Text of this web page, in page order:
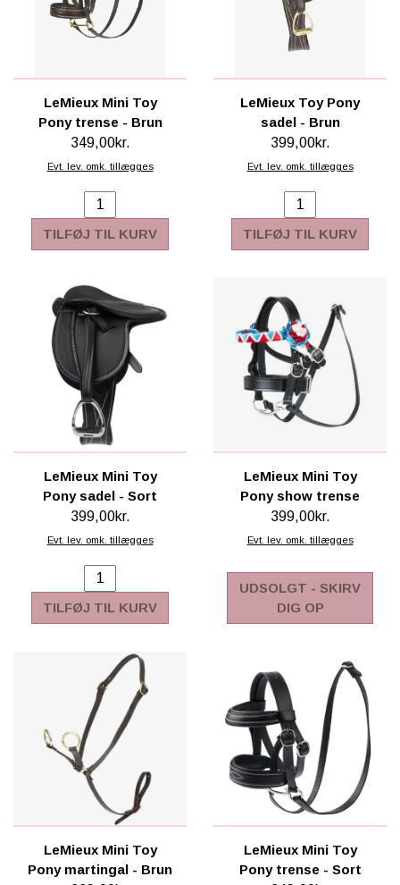
LeMieux Mini Toy
Pony trense - Brun
349,00kr.
Evt. lev. omk. tillægges
TILFØJ TIL KURV
LeMieux Toy Pony
sadel - Brun
399,00kr.
Evt. lev. omk. tillægges
TILFØJ TIL KURV
LeMieux Mini Toy
Pony sadel - Sort
399,00kr.
Evt. lev. omk. tillægges
TILFØJ TIL KURV
LeMieux Mini Toy
Pony show trense
399,00kr.
Evt. lev. omk. tillægges
UDSOLGT - SKIRV
DIG OP
LeMieux Mini Toy
Pony martingal - Brun
LeMieux Mini Toy
Pony trense - Sort